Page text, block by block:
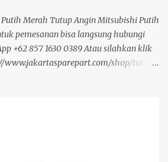
Merah Tutup Angin Mitsubishi Putih
pemesanan bisa langsung hubungi
+62 857 1630 0389 Atau silahkan klik
www.jakartasparepart.com/shop/tutup-